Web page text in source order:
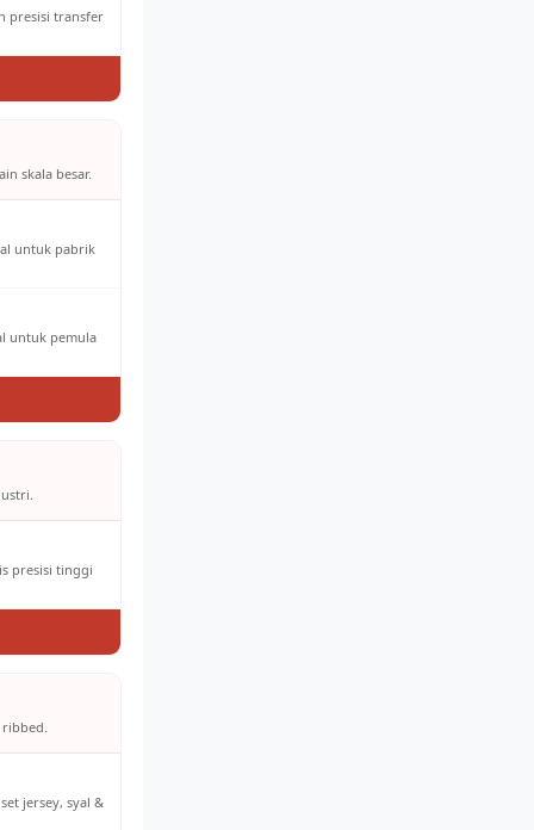
presisi transfer
skala besar.
untuk pabrik
untuk pemula
presisi tinggi
jersey, syal &